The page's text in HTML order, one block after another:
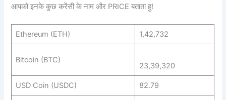
आपको इनके कुछ करेंसी के नाम और PRICE बताता हु!
Ethereum (ETH) 1,42,732
Bitcoin (BTC)
23,39,320
USD Coin (USDC) 82.79